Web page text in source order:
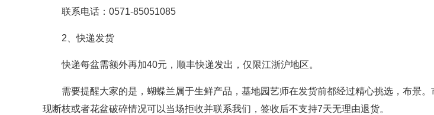
联系电话：0571-85051085
2、快递发货
快递每盆需额外再加40元，顺丰快递发出，仅限江浙沪地区。
需要提醒大家的是，蝴蝶兰属于生鲜产品，基地园艺师在发货前都经过精心挑选，布景
现断枝或者花盆破碎情况可以当场拒收并联系我们，签收后不支持7天无理由退货。